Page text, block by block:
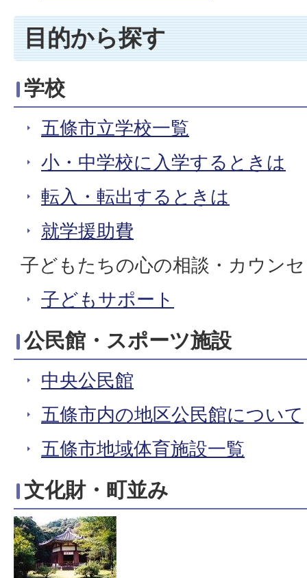
目的から探す
学校
五條市立学校一覧
小・中学校に入学するときは
転入・転出するときは
就学援助費
子どもたちの心の相談・カウン
子どもサポート
公民館・スポーツ施設
中央公民館
五條市内の地区公民館について
五條市地域体育施設一覧
文化財・町並み